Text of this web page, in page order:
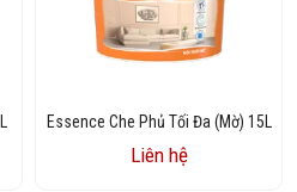
Essence Che Phủ Tối Đa (Mờ) 15L
Liên hệ